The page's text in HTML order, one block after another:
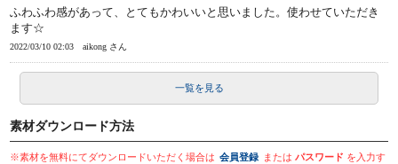
ふわふわ感があって、とてもかわいいと思いました。使わせていただき
ます☆
2022/03/10 02:03 aikong さん
一覧を見る
素材ダウンロード方法
※素材を無料にてダウンロードいただく場合は 会員登録 またはパスワード を入力す